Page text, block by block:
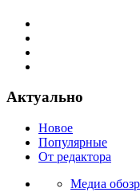
Актуально
Новое
Популярные
От редактора
Медиа